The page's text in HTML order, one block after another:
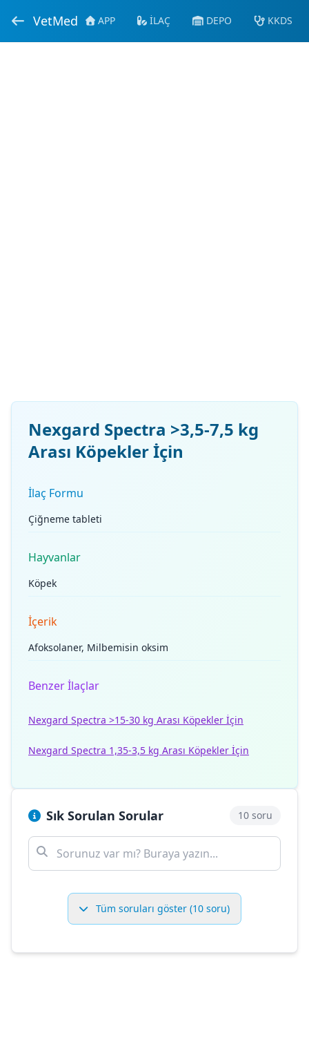
VetMed APP İLAÇ DEPO KKDS
Nexgard Spectra >3,5-7,5 kg
Arası Köpekler İçin
İlaç Formu
Çiğneme tableti
Hayvanlar
Köpek
İçerik
Afoksolaner, Milbemisin oksim
Benzer İlaçlar
Nexgard Spectra >15-30 kg Arası Köpekler İçin
Nexgard Spectra 1,35-3,5 kg Arası Köpekler İçin
Sık Sorulan Sorular 10 soru
Tüm soruları göster (10 soru)